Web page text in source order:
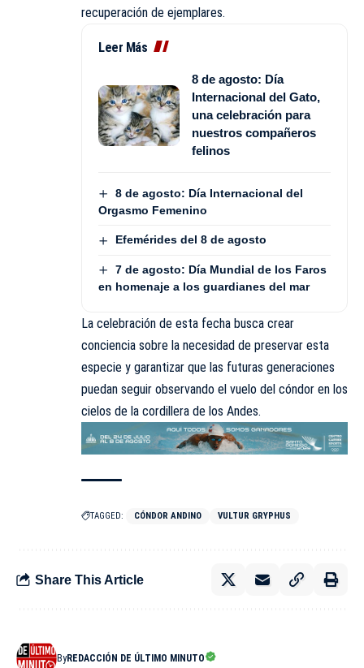
recuperación de ejemplares.
Leer Más
8 de agosto: Día
Internacional del Gato,
una celebración para
nuestros compañeros
felinos
8 de agosto: Día Internacional del
Orgasmo Femenino
Efemérides del 8 de agosto
7 de agosto: Día Mundial de los Faros
en homenaje a los guardianes del mar
La celebración de esta fecha busca crear
conciencia sobre la necesidad de preservar esta
especie y garantizar que las futuras generaciones
puedan seguir observando el vuelo del cóndor en los
cielos de la cordillera de los Andes.
TAGGED: CÓNDOR ANDINO VULTUR GRYPHUS
Share This Article
ByREDACCIÓN DE ÚLTIMO MINUTO